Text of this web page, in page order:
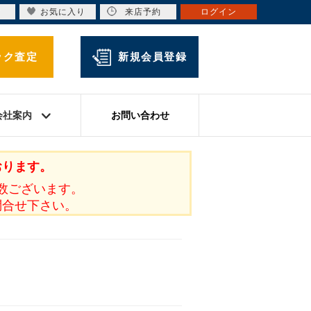
査定 新規会員登録
社案内 お問い合わせ
ます。
ざいます。
せ下さい。
お気に入り 来店予約 ログイン